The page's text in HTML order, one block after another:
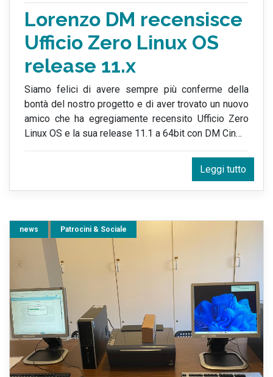
Lorenzo DM recensisce
Ufficio Zero Linux OS
release 11.x
Siamo felici di avere sempre più conferme della
bontà del nostro progetto e di aver trovato un nuovo
amico che ha egregiamente recensito Ufficio Zero
Linux OS e la sua release 11.1 a 64bit con DM Cin…
Leggi tutto
news Patrocini & Sociale